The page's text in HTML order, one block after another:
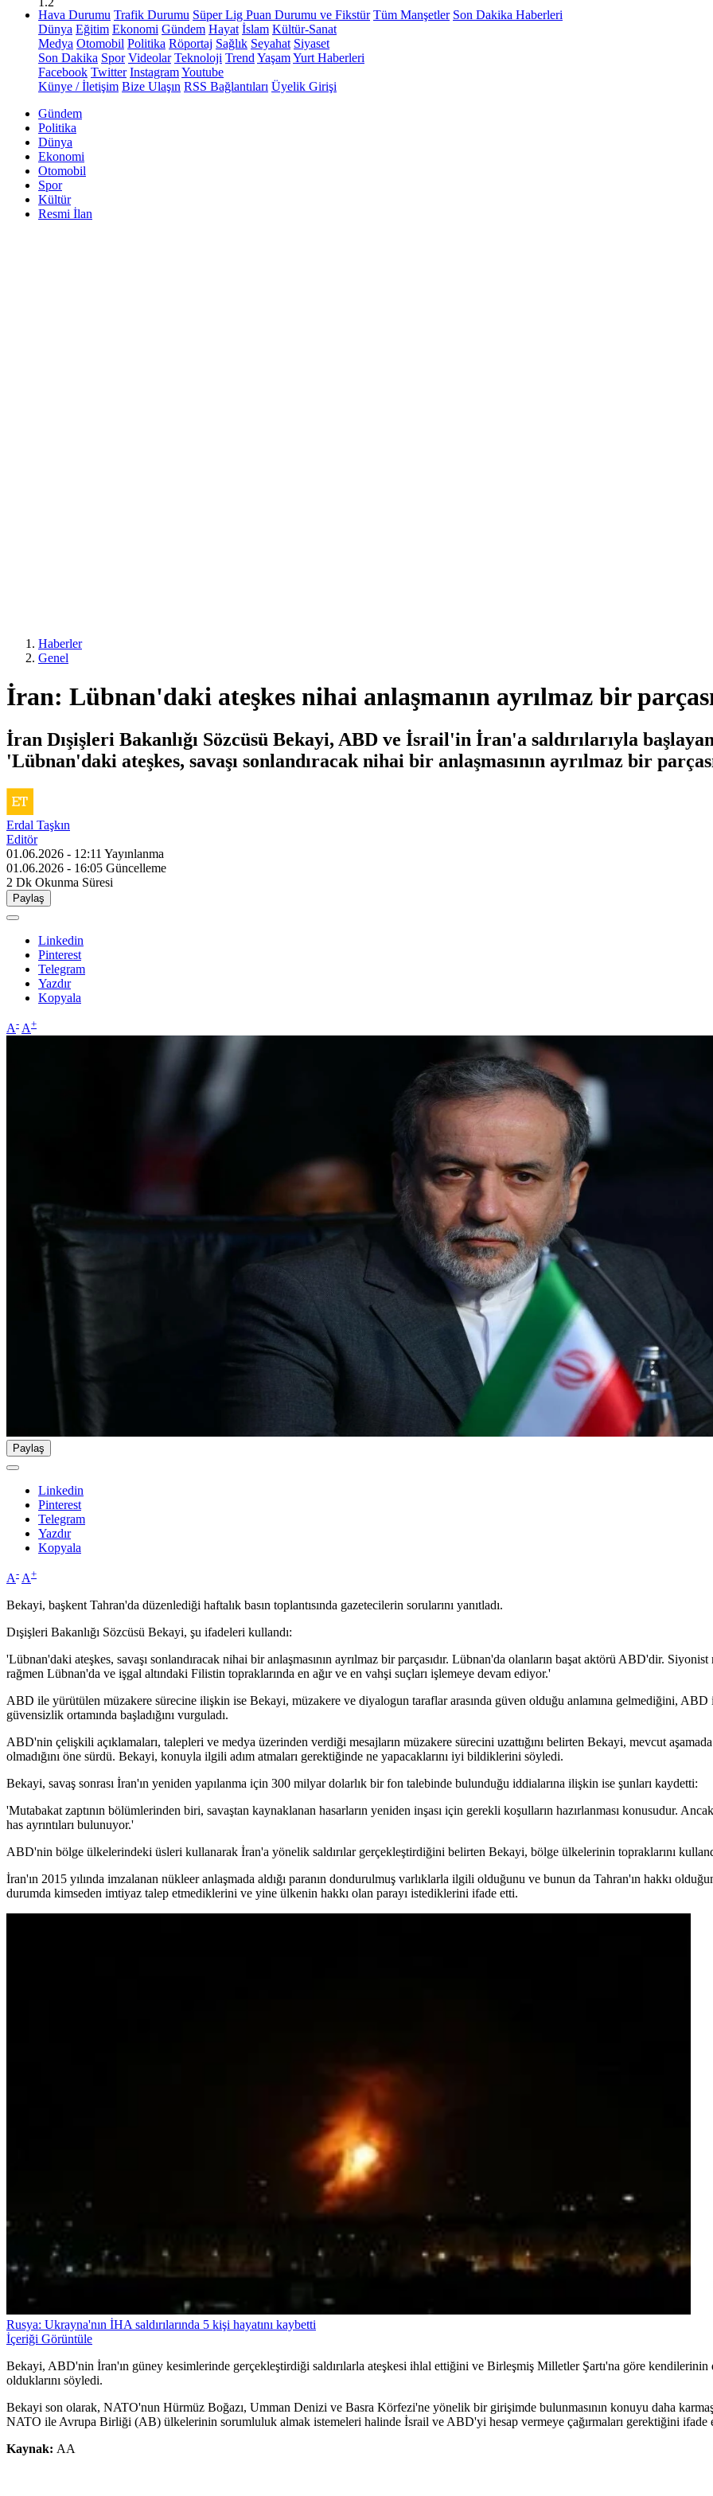
Hava Durumu Trafik Durumu Süper Lig Puan Durumu ve Fikstür Tüm Manşetler Son Dakika Haberleri
Dünya Eğitim Ekonomi Gündem Hayat İslam Kültür-Sanat
Medya Otomobil Politika Röportaj Sağlık Seyahat Siyaset
Son Dakika Spor Videolar Teknoloji Trend YaşamYurt Haberleri
Facebook Twitter InstagramYoutube
Künye / İletişim Bize Ulaşın RSS Bağlantıları Üyelik Girişi
Gündem
Politika
Dünya
Ekonomi
Otomobil
Spor
Kültür
Resmi İlan
Haberler
Genel
İran: Lübnan'daki ateşkes nihai anlaşmanın ayrılmaz bir
İran Dışişleri Bakanlığı Sözcüsü Bekayi, ABD ve İsrail'in İran'a saldırılarıyla
'Lübnan'daki ateşkes, savaşı sonlandıracak nihai bir anlaşmasının ayrılmaz bir
Erdal Taşkın
Editör
01.06.2026 - 12:11 Yayınlanma
01.06.2026 - 16:05 Güncelleme
2 Dk Okunma Süresi
Paylaş
Linkedin
Pinterest
Telegram
Yazdır
Kopyala
A- A+
Paylaş
Linkedin
Pinterest
Telegram
Yazdır
Kopyala
A- A+
Bekayi, başkent Tahran'da düzenlediği haftalık basın toplantısında gazetecilerin sorularını yanıtladı.
Dışişleri Bakanlığı Sözcüsü Bekayi, şu ifadeleri kullandı:
'Lübnan'daki ateşkes, savaşı sonlandıracak nihai bir anlaşmasının ayrılmaz bir parçasıdır. Lübnan'da olanların başat aktörü ABD'dir.
rağmen Lübnan'da ve işgal altındaki Filistin topraklarında en ağır ve en vahşi suçları işlemeye devam ediyor.'
ABD ile yürütülen müzakere sürecine ilişkin ise Bekayi, müzakere ve diyalogun taraflar arasında güven olduğu anlamına gelmediğini, ABD
güvensizlik ortamında başladığını vurguladı.
ABD'nin çelişkili açıklamaları, talepleri ve medya üzerinden verdiği mesajların müzakere sürecini uzattığını belirten Bekayi, mevcut
olmadığını öne sürdü. Bekayi, konuyla ilgili adım atmaları gerektiğinde ne yapacaklarını iyi bildiklerini söyledi.
Bekayi, savaş sonrası İran'ın yeniden yapılanma için 300 milyar dolarlık bir fon talebinde bulunduğu iddialarına ilişkin ise şunları kaydetti:
'Mutabakat zaptının bölümlerinden biri, savaştan kaynaklanan hasarların yeniden inşası için gerekli koşulların hazırlanması konusudur.
has ayrıntıları bulunuyor.'
ABD'nin bölge ülkelerindeki üsleri kullanarak İran'a yönelik saldırılar gerçekleştirdiğini belirten Bekayi, bölge ülkelerinin topraklarını
İran'ın 2015 yılında imzalanan nükleer anlaşmada aldığı paranın dondurulmuş varlıklarla ilgili olduğunu ve bunun da Tahran'ın hakkı
durumda kimseden imtiyaz talep etmediklerini ve yine ülkenin hakkı olan parayı istediklerini ifade etti.
Rusya: Ukrayna'nın İHA saldırılarında 5 kişi hayatını kaybetti
İçeriği Görüntüle
Bekayi, ABD'nin İran'ın güney kesimlerinde gerçekleştirdiği saldırılarla ateşkesi ihlal ettiğini ve Birleşmiş Milletler Şartı'na göre kendilerinin
olduklarını söyledi.
Bekayi son olarak, NATO'nun Hürmüz Boğazı, Umman Denizi ve Basra Körfezi'ne yönelik bir girişimde bulunmasının konuyu daha
NATO ile Avrupa Birliği (AB) ülkelerinin sorumluluk almak istemeleri halinde İsrail ve ABD'yi hesap vermeye çağırmaları gerektiğini ifade
Kaynak: AA